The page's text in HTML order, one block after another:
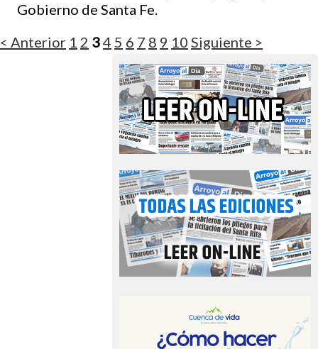
Gobierno de Santa Fe.
< Anterior 1 2 34 5 6 7 8 9 10 Siguiente >